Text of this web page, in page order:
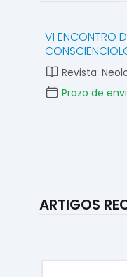
VI ENCONTRO
Revista:
Prazo de
ARTIGOS